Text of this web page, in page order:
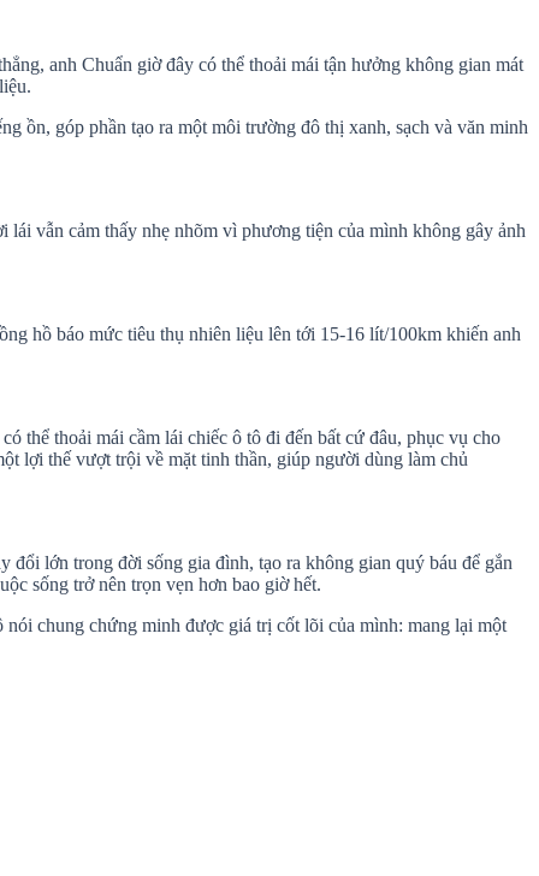
anh Chuẩn giờ đây có thể thoải mái tận hưởng không gian mát
ồn, góp phần tạo ra một môi trường đô thị xanh, sạch và văn minh
vẫn cảm thấy nhẹ nhõm vì phương tiện của mình không gây ảnh
hồ báo mức tiêu thụ nhiên liệu lên tới 15-16 lít/100km khiến anh
thể thoải mái cầm lái chiếc ô tô đi đến bất cứ đâu, phục vụ cho
lợi thế vượt trội về mặt tinh thần, giúp người dùng làm chủ
lớn trong đời sống gia đình, tạo ra không gian quý báu để gắn
sống trở nên trọn vẹn hơn bao giờ hết.
chung chứng minh được giá trị cốt lõi của mình: mang lại một